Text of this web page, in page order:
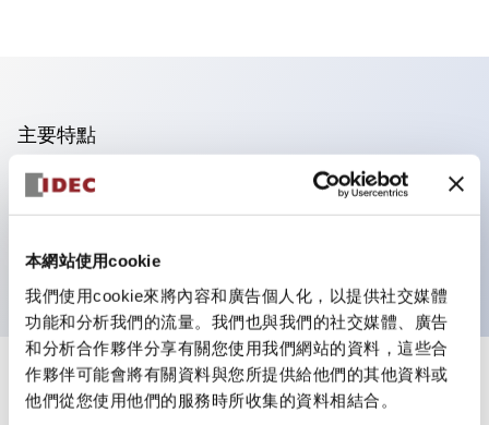
本網站使用cookie
我們使用cookie來將內容和廣告個人化，以提供社交媒體
功能和分析我們的流量。我們也與我們的社交媒體、廣告
和分析合作夥伴分享有關您使用我們網站的資料，這些合
作夥伴可能會將有關資料與您所提供給他們的其他資料或
他們從您使用他們的服務時所收集的資料相結合。
主要特點
可進行集合密著安裝
附鎖選擇開關採用高安全性的彈子鎖結構
防護結構為IP65（IEC60529）
規格